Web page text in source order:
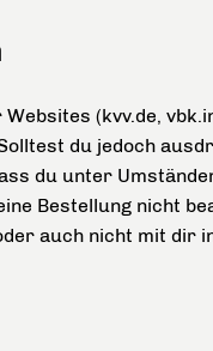
(kvv.de,
du jedoch
du unter
Bestellung nicht
auch nicht mit dir